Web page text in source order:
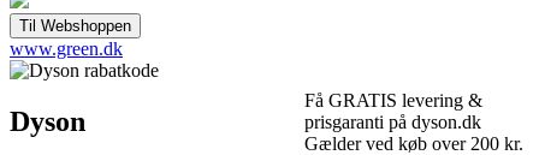
www.green.dk
Dyson
Få GRATIS levering &
prisgaranti på dyson.dk
Gælder ved køb over 200 kr.